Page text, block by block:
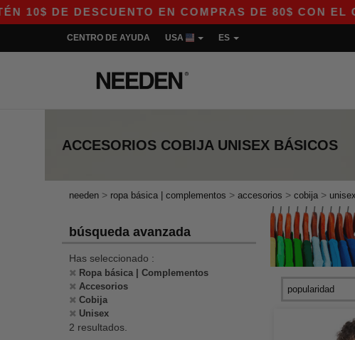
DE DESCUENTO EN COMPRAS DE 80$ CON EL
CENTRO DE AYUDA USA ES
ACCESORIOS COBIJA UNISEX BÁSICOS
needen > ropa básica | complementos > accesorios > cobija > unisex
búsqueda avanzada
Has seleccionado :
Ropa básica | Complementos
Accesorios
Cobija
Unisex
2 resultados.